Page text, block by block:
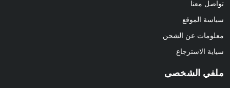
تواصل معنا
سياسة الموقع
معلومات عن الشحن
سياية الاسترجاع
ملفي الشخصى